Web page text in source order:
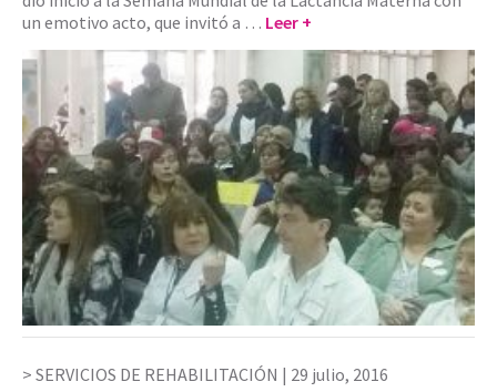
un emotivo acto, que invitó a … Leer +
SERVICIOS DE REHABILITACIÓN | 29 julio, 2016